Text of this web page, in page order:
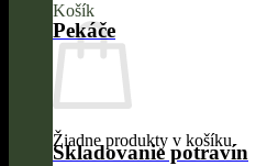
Košík
Žiadne produkty v košíku.
Pekáče
Skladovanie potravín